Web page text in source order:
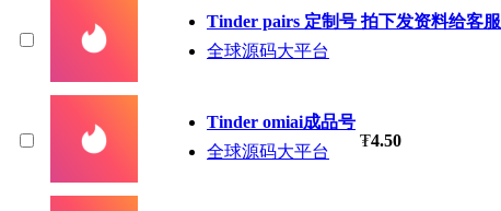
Tinder pairs 定制号 拍下发资料给客服
全球源码大平台
Tinder omiai成品号
全球源码大平台
₮4.50